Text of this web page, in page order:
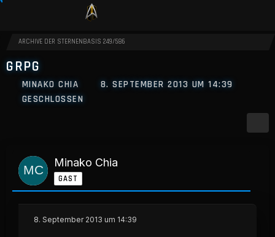
ARCHIVE DER STERNENBASIS 249/586
GRPG
MINAKO CHIA
8. SEPTEMBER 2013 UM 14:39
GESCHLOSSEN
Minako Chia
GAST
8. September 2013 um 14:39